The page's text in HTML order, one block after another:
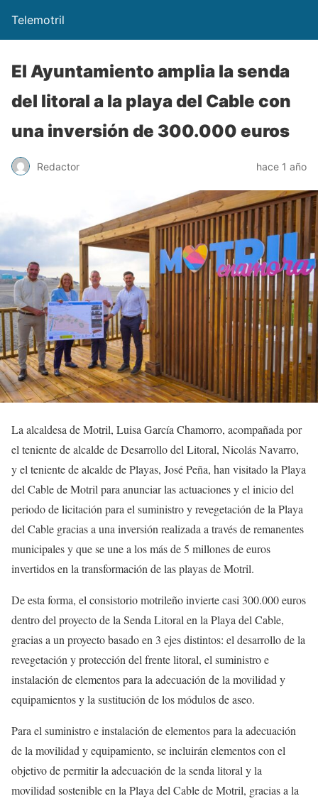
Telemotril
El Ayuntamiento amplia la senda
del litoral a la playa del Cable con
una inversión de 300.000 euros
Redactor hace 1 año
La alcaldesa de Motril, Luisa García Chamorro, acompañada por
el teniente de alcalde de Desarrollo del Litoral, Nicolás Navarro,
y el teniente de alcalde de Playas, José Peña, han visitado la Playa
del Cable de Motril para anunciar las actuaciones y el inicio del
periodo de licitación para el suministro y revegetación de la Playa
del Cable gracias a una inversión realizada a través de remanentes
municipales y que se une a los más de 5 millones de euros
invertidos en la transformación de las playas de Motril.
De esta forma, el consistorio motrileño invierte casi 300.000 euros
dentro del proyecto de la Senda Litoral en la Playa del Cable,
gracias a un proyecto basado en 3 ejes distintos: el desarrollo de la
revegetación y protección del frente litoral, el suministro e
instalación de elementos para la adecuación de la movilidad y
equipamientos y la sustitución de los módulos de aseo.
Para el suministro e instalación de elementos para la adecuación
de la movilidad y equipamiento, se incluirán elementos con el
objetivo de permitir la adecuación de la senda litoral y la
movilidad sostenible en la Playa del Cable de Motril, gracias a la